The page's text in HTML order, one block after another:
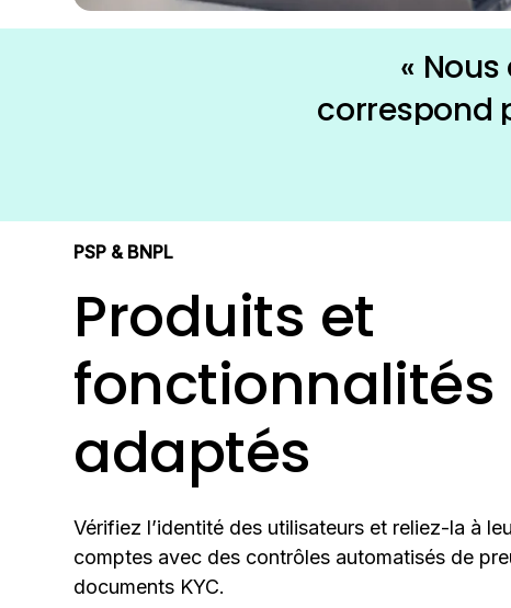
«
correspond
pour
PSP & BNPL
Produits et
fonctionnalités
adaptés
Vérifiez l’identité des utilisateurs et reliez-la à
comptes avec des contrôles automatisés de
documents KYC.